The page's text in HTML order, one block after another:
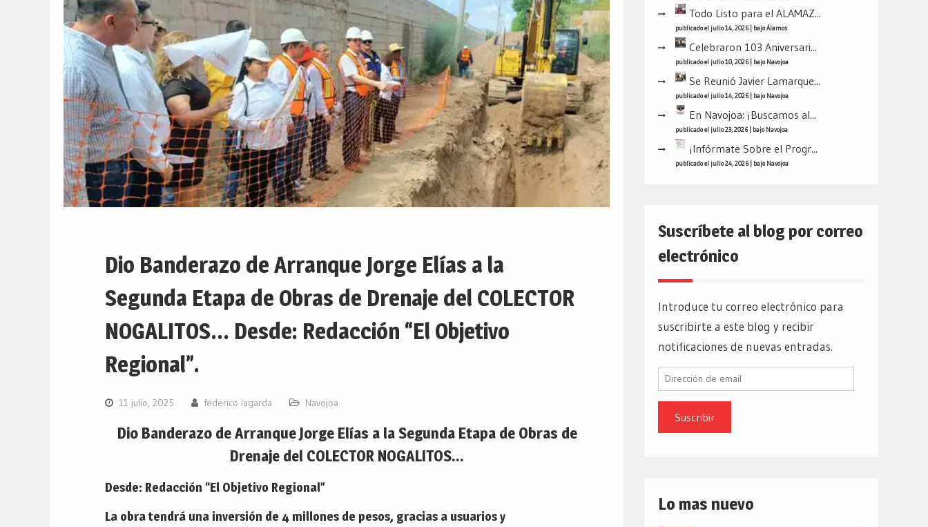
Dio Banderazo de Arranque Jorge Elías a la
Segunda Etapa de Obras de Drenaje del COLECTOR
NOGALITOS… Desde: Redacción “El Objetivo
Regional”.
11 julio, 2025 federico lagarda Navojoa
Dio Banderazo de Arranque Jorge Elías a la Segunda Etapa de Obras de
Drenaje del COLECTOR NOGALITOS…
Desde: Redacción “El Objetivo Regional”
La obra tendrá una inversión de 4 millones de pesos, gracias a usuarios y
Todo Listo para el ALAMAZ...
publicado el julio 14, 2026| bajoÁlamos
Celebraron 103 Aniversari...
publicado el julio 10, 2026| bajoNavojoa
Se Reunió Javier Lamarque...
publicado el julio 14, 2026| bajoNavojoa
En Navojoa: ¡Buscamos al...
publicado el julio 23, 2026| bajoNavojoa
¡Infórmate Sobre el Progr...
publicado el julio 24, 2026| bajoNavojoa
Suscríbete al blog por correo
electrónico
Introduce tu correo electrónico para
suscribirte a este blog y recibir
notificaciones de nuevas entradas.
Dirección
email
Lo mas nuevo